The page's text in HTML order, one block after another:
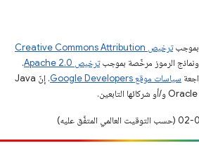
بموجب
ترخيص Creative Commons Attribution
الرموز مرخّصة بموجبترخيص Apache 2.0‏
.
سياسات موقع Google Developers‏
. إنّ Java